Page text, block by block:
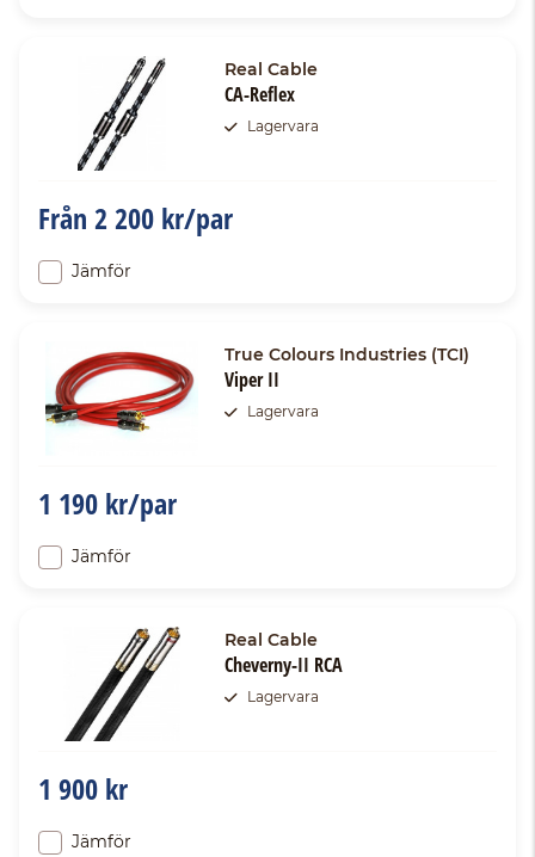
Real Cable
CA-Reflex
Lagervara
Från 2 200 kr/par
Jämför
True Colours Industries (TCI)
Viper II
Lagervara
1 190 kr/par
Jämför
Real Cable
Cheverny-II RCA
Lagervara
1 900 kr
Jämför